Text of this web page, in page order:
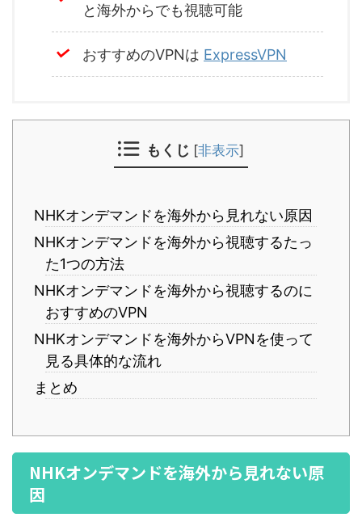
と海外からでも視聴可能
おすすめのVPNは ExpressVPN
もくじ [非表示]
NHKオンデマンドを海外から見れない原因
NHKオンデマンドを海外から視聴するたっ
た1つの方法
NHKオンデマンドを海外から視聴するのに
おすすめのVPN
NHKオンデマンドを海外からVPNを使って
見る具体的な流れ
まとめ
NHKオンデマンドを海外から見れない原
因